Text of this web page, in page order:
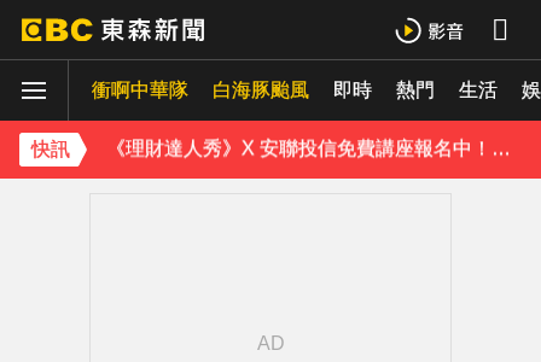
衝啊中華隊 白海豚颱風 即時 熱門 生活
快訊
下載東森App，隨時掌握天下大小事！
《理財達人秀》X 安聯投信免費講座報名中！搶先卡位 2027